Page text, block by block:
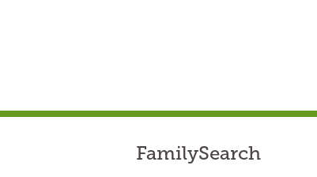
FamilySearch